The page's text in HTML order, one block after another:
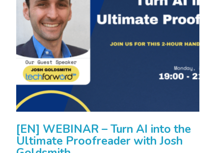
[EN] WEBINAR – Turn AI into the
Ultimate Proofreader with Josh